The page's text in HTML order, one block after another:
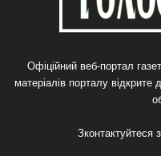
Офіційний веб-портал
матеріалів порталу
Зконтактуйтеся